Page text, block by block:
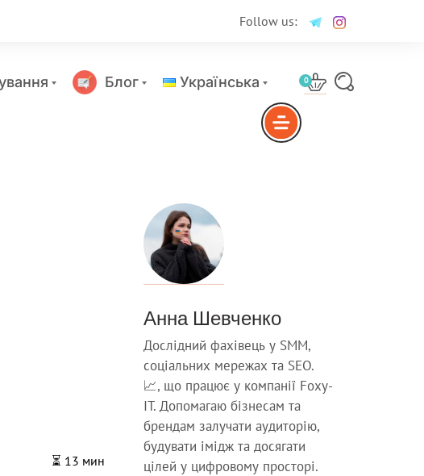
Follow us:
Блог Українська 0
⏳ 13 мин
Анна Шевченко
Дослідний фахівець у SMM,
соціальних мережах та SEO.
📈, що працює у компанії Foxy-
IT. Допомагаю бізнесам та
брендам залучати аудиторію,
будувати імідж та досягати
цілей у цифровому просторі.